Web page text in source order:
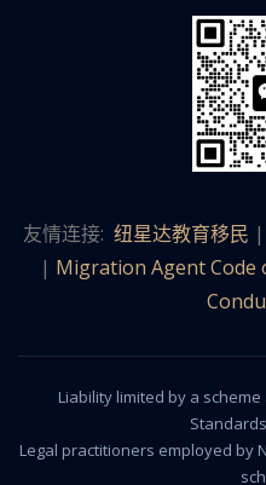
友情连接: 纽星达教育移民 |
| Migration Agent Code
Liability limited by a
Legal practitioners employed by